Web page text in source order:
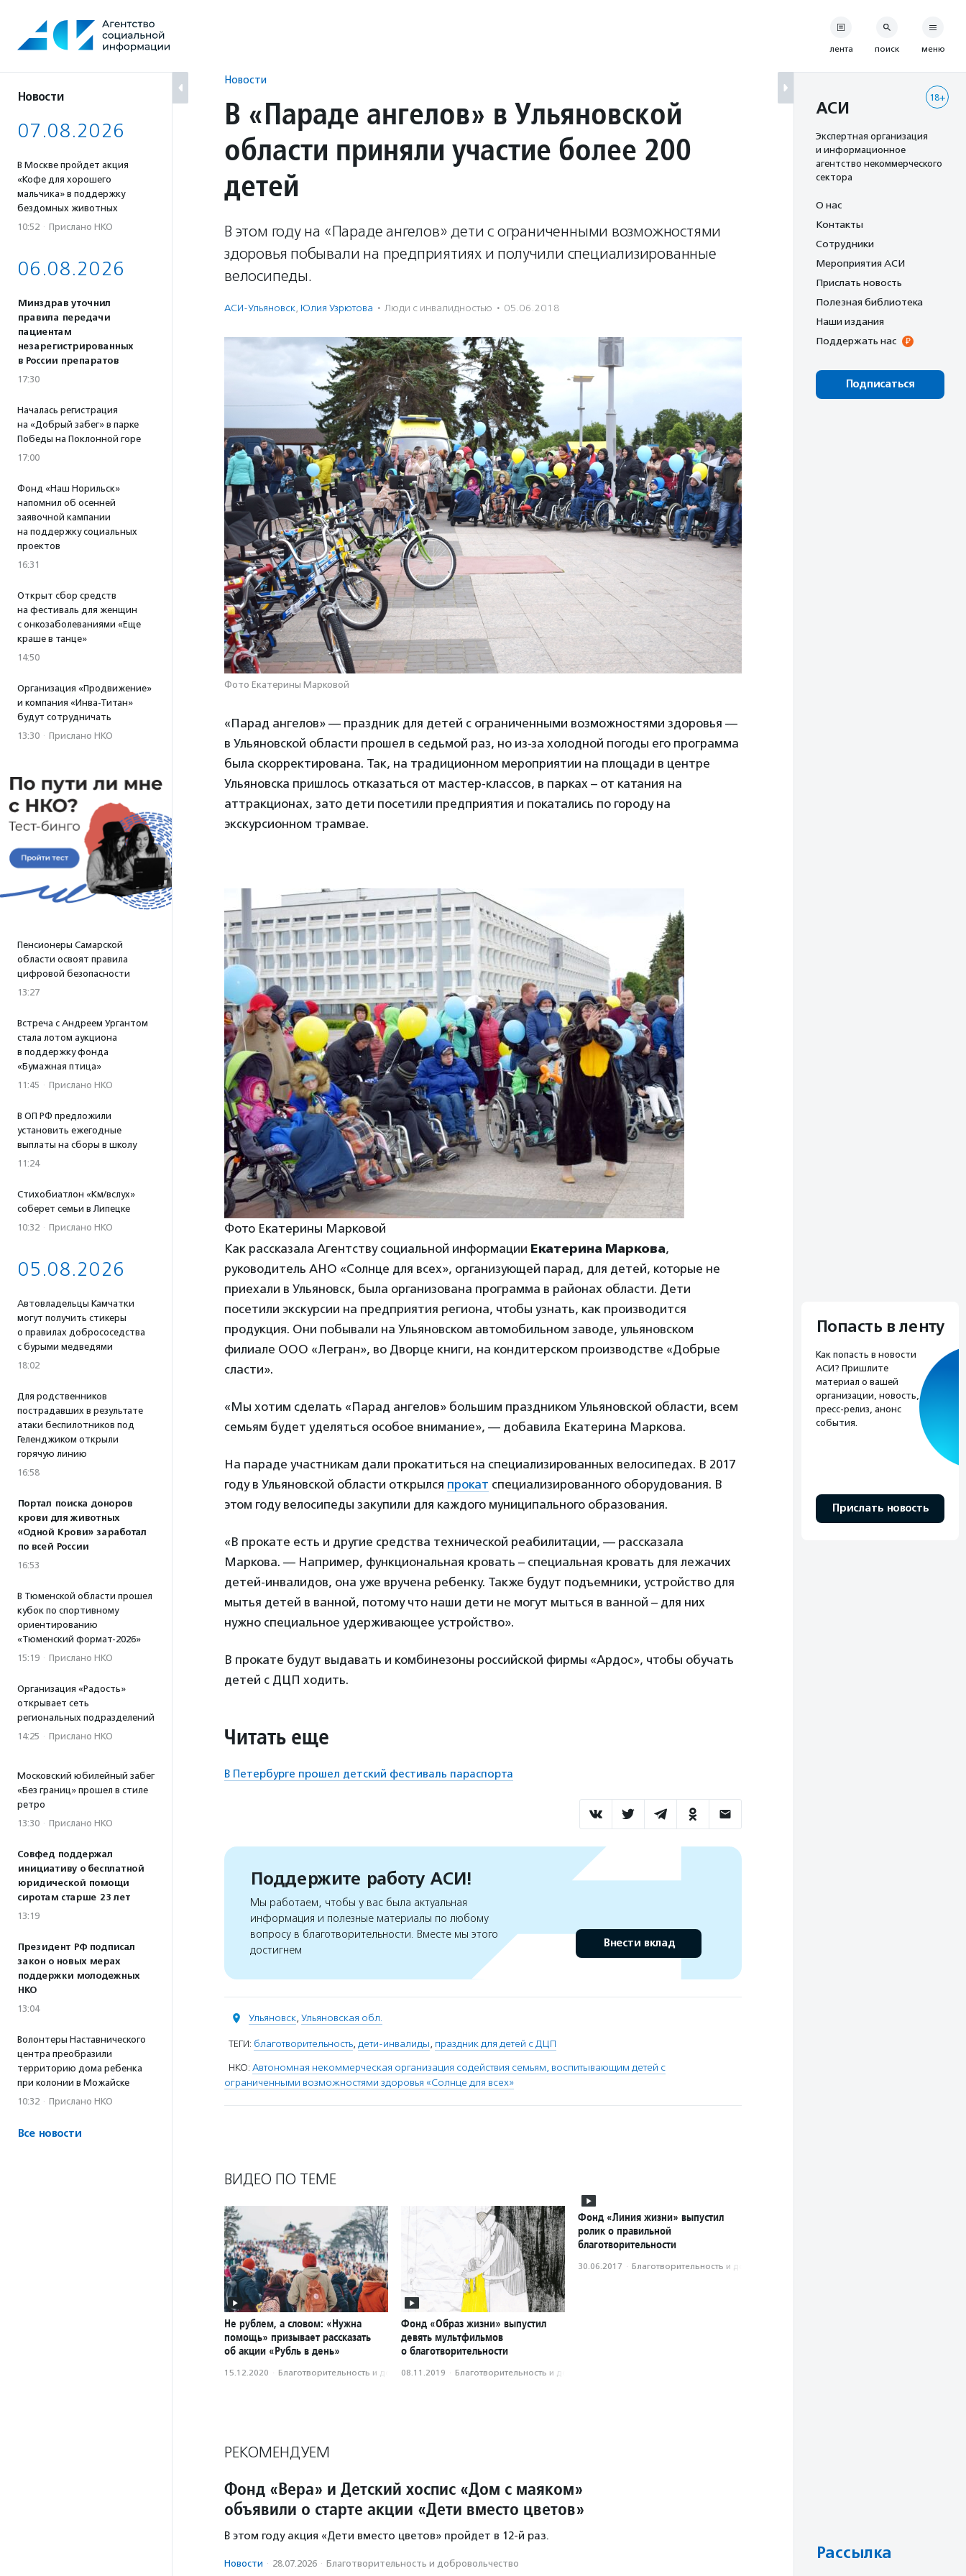
содержанию
Новости
07.08.2026
В Москве пройдет акция
«Кофе для хорошего
мальчика» в поддержку
бездомных животных
10:52 · Прислано НКО
06.08.2026
Минздрав уточнил
правила передачи
пациентам
незарегистрированных
в России препаратов
17:30
Началась регистрация
на «Добрый забег» в парке
Победы на Поклонной горе
17:00
Фонд «Наш Норильск»
напомнил об осенней
заявочной кампании
на поддержку социальных
проектов
16:31
Открыт сбор средств
на фестиваль для женщин
с онкозаболеваниями «Еще
краше в танце»
14:50
Организация «Продвижение»
и компания «Инва-Титан»
будут сотрудничать
13:30 · Прислано НКО
Пенсионеры Самарской
области освоят правила
цифровой безопасности
13:27
Встреча с Андреем Ургантом
стала лотом аукциона
в поддержку фонда
«Бумажная птица»
11:45 · Прислано НКО
В ОП РФ предложили
установить ежегодные
выплаты на сборы в школу
11:24
Стихобиатлон «Км/вслух»
соберет семьи в Липецке
10:32 · Прислано НКО
05.08.2026
Автовладельцы Камчатки
могут получить стикеры
о правилах добрососедства
с бурыми медведями
18:02
Для родственников
пострадавших в результате
атаки беспилотников под
Геленджиком открыли
горячую линию
16:58
Портал поиска доноров
крови для животных
«Одной Крови» заработал
по всей России
16:53
В Тюменской области прошел
кубок по спортивному
ориентированию
«Тюменский формат-2026»
15:19 · Прислано НКО
Организация «Радость»
открывает сеть
региональных подразделений
14:25 · Прислано НКО
Московский юбилейный забег
«Без границ» прошел в стиле
ретро
13:30 · Прислано НКО
Совфед поддержал
инициативу о бесплатной
юридической помощи
сиротам старше 23 лет
13:19
Президент РФ подписал
закон о новых мерах
поддержки молодежных
НКО
13:04
Волонтеры Наставнического
центра преобразили
территорию дома ребенка
при колонии в Можайске
10:32 · Прислано НКО
Все новости
Новости
В «Параде ангелов» в Ульяновской
области приняли участие более 200
детей
В этом году на «Параде ангелов» дети с ограниченными возможностями
здоровья побывали на предприятиях и получили специализированные
велосипеды.
АСИ-Ульяновск, Юлия Узрютова · Люди с инвалидностью · 05.06.2018
Фото Екатерины Марковой
«Парад ангелов» — праздник для детей с ограниченными возможностями здоровья —
в Ульяновской области прошел в седьмой раз, но из-за холодной погоды его программа
была скорректирована. Так, на традиционном мероприятии на площади в центре
Ульяновска пришлось отказаться от мастер-классов, в парках – от катания на
аттракционах, зато дети посетили предприятия и покатались по городу на
экскурсионном трамвае.
Фото Екатерины Марковой
Как рассказала Агентству социальной информации Екатерина Маркова,
руководитель АНО «Солнце для всех», организующей парад, для детей, которые не
приехали в Ульяновск, была организована программа в районах области. Дети
посетили экскурсии на предприятия региона, чтобы узнать, как производится
продукция. Они побывали на Ульяновском автомобильном заводе, ульяновском
филиале ООО «Легран», во Дворце книги, на кондитерском производстве «Добрые
сласти».
«Мы хотим сделать «Парад ангелов» большим праздником Ульяновской области, всем
семьям будет уделяться особое внимание», — добавила Екатерина Маркова.
На параде участникам дали прокатиться на специализированных велосипедах. В 2017
году в Ульяновской области открылся прокат специализированного оборудования. В
этом году велосипеды закупили для каждого муниципального образования.
«В прокате есть и другие средства технической реабилитации, — рассказала
Маркова. — Например, функциональная кровать – специальная кровать для лежачих
детей-инвалидов, она уже вручена ребенку. Также будут подъемники, устройство для
мытья детей в ванной, потому что наши дети не могут мыться в ванной – для них
нужно специальное удерживающее устройство».
В прокате будут выдавать и комбинезоны российской фирмы «Ардос», чтобы обучать
детей с ДЦП ходить.
Читать еще
В Петербурге прошел детский фестиваль параспорта
Поддержите работу АСИ!
Мы работаем, чтобы у вас была актуальная
информация и полезные материалы по любому
вопросу в благотворительности. Вместе мы этого
достигнем
Внести вклад
Ульяновск, Ульяновская обл.
ТЕГИ: благотворительность, дети-инвалиды, праздник для детей с ДЦП
НКО: Автономная некоммерческая организация содействия семьям, воспитывающим детей с
ограниченными возможностями здоровья «Солнце для всех»
ВИДЕО ПО ТЕМЕ
Не рублем, а словом: «Нужна
помощь» призывает рассказать
об акции «Рубль в день»
15.12.2020 · Благотвори­тель­ность и доброволь­чест­во
Фонд «Образ жизни» выпустил
девять мультфильмов
о благотворительности
08.11.2019 · Благотвори­тель­ность и доброволь­чест­во
Фонд «Линия жизни» выпустил
ролик о правильной
благотворительности
30.06.2017 · Благотвори­тель­ность и доброволь­чест­во
РЕКОМЕНДУЕМ
Фонд «Вера» и Детский хоспис «Дом с маяком»
объявили о старте акции «Дети вместо цветов»
В этом году акция «Дети вместо цветов» пройдет в 12-й раз.
Новости · 28.07.2026 · Благотвори­тель­ность и доброволь­чест­во
лента поиск меню
18+
АСИ
Экспертная организация
и информационное
агентство некоммерческого
сектора
О нас
Контакты
Сотрудники
Мероприятия АСИ
Прислать новость
Полезная библиотека
Наши издания
Поддержать нас
Подписаться
Попасть в ленту
Как попасть в новости
АСИ? Пришлите
материал о вашей
организации, новость,
пресс-релиз, анонс
события.
Прислать новость
Рассылка